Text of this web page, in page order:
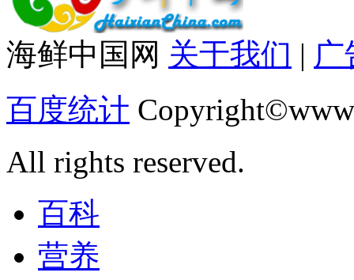
海鲜中国网 关于我们 | 广
百度统计
All rights reserved.
百科
营养